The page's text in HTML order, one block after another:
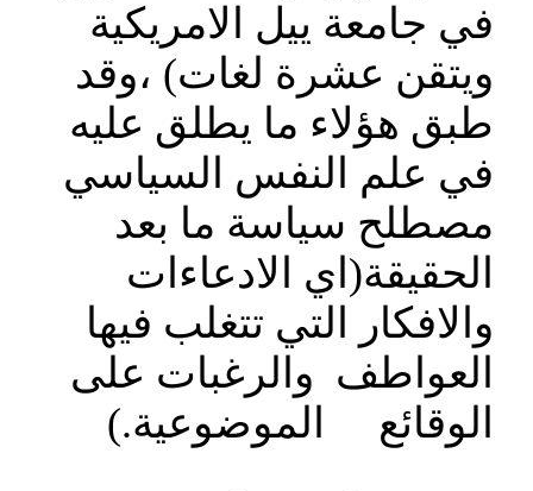
في جامعة ييل الامريكية
ويتقن عشرة لغات) ،وقد
طبق هؤلاء ما يطلق عليه
في علم النفس السياسي
مصطلح سياسة ما بعد
الحقيقة(اي الادعاءات
والافكار التي تتغلب فيها
العواطف والرغبات على
الوقائع الموضوعية.)